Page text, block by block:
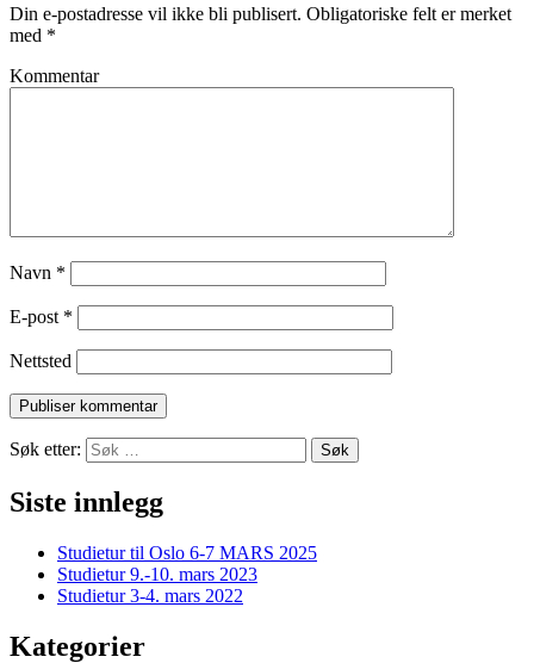
Din e-postadresse vil ikke bli publisert. Obligatoriske felt er merket
med *
Kommentar
Navn *
E-post *
Nettsted
Søk etter:
Siste innlegg
Studietur til Oslo 6-7 MARS 2025
Studietur 9.-10. mars 2023
Studietur 3-4. mars 2022
Kategorier